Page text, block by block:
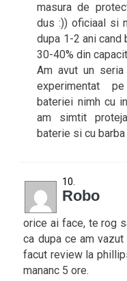
masura de
dus :)) oficiaal si
dupa 1-2 ani cand
30-40% din
Am avut un
experimentat
bateriei nimh cu
am simtit
baterie si cu
Robo
orice ai face, te rog
ca dupa ce am
facut review la
mananc 5 ore.